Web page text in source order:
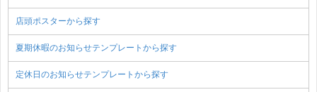
店頭ポスターから探す
夏期休暇のお知らせテンプレートから探す
定休日のお知らせテンプレートから探す